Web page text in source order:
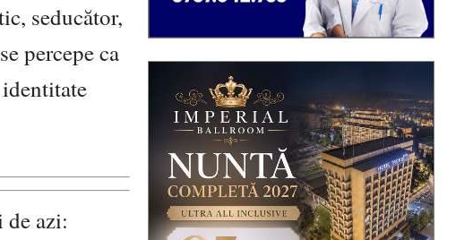
seducător,
percepe ca
azi: